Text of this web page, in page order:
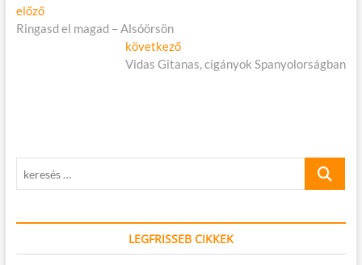
Bejegyzés
navigáció
előzőElőző
cikk:
Ringasd el magad – Alsóörsön
következőKövetkező
cikk:
Vidas Gitanas, cigányok Spanyolorságban
keresés
LEGFRISSEB CIKKEK